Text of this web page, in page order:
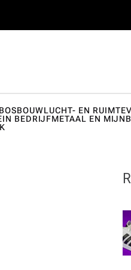
LUCHT- EN
BEDRIJFMETAAL EN